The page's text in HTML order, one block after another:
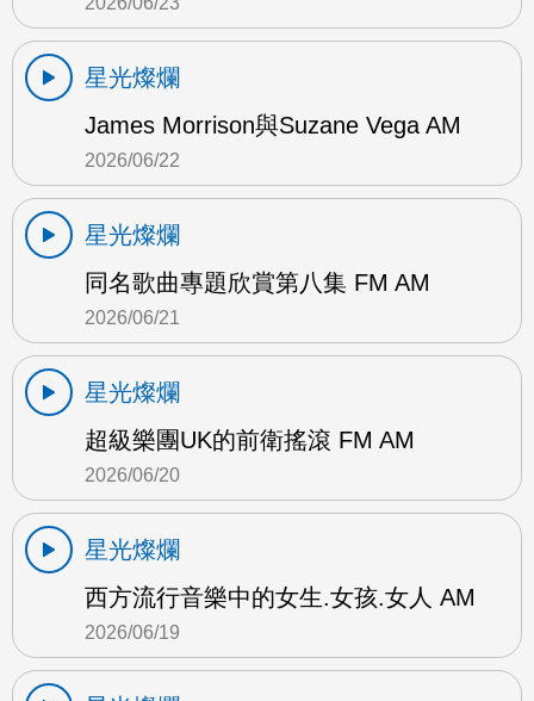
星光燦爛
James Morrison與Suzane Vega AM
2026/06/22
星光燦爛
同名歌曲專題欣賞第八集 FM AM
2026/06/21
星光燦爛
超級樂團UK的前衛搖滾 FM AM
2026/06/20
星光燦爛
西方流行音樂中的女生.女孩.女人 AM
2026/06/19